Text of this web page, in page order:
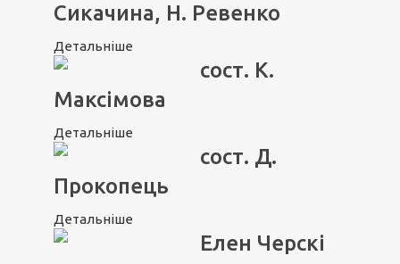
Сикачина, Н. Ревенко
Детальніше
сост. К.
Максімова
Детальніше
сост. Д.
Прокопець
Детальніше
Елен Черскі